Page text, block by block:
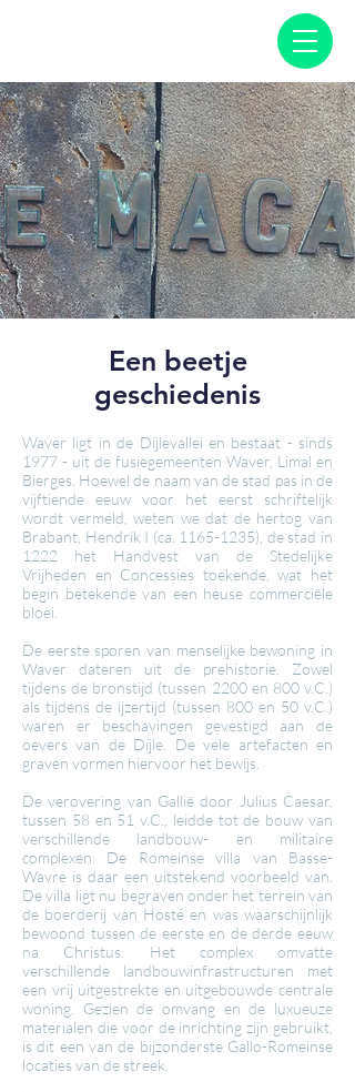
Een beetje
geschiedenis
Waver ligt in de Dijlevallei en bestaat - sinds
1977 - uit de fusiegemeenten Waver, Limal en
Bierges. Hoewel de naam van de stad pas in de
vijftiende eeuw voor het eerst schriftelijk
wordt vermeld, weten we dat de hertog van
Brabant, Hendrik I (ca. 1165-1235) , de stad in
1222 het Handvest van de Stedelijke
Vrijheden en Concessies toekende, wat het
begin betekende van een heuse commerciële
bloei.
De eerste sporen van menselijke bewoning in
Waver dateren uit de prehistorie. Zowel
tijdens de bronstijd (tussen 2200 en 800 v.C.)
als tijdens de ijzertijd (tussen 800 en 50 v.C.)
waren er beschavingen gevestigd aan de
oevers van de Dijle. De vele artefacten en
graven vormen hiervoor het bewijs.
De verovering van Gallië door Julius Caesar,
tussen 58 en 51 v.C., leidde tot de bouw van
verschillende landbouw- en militaire
complexen. De Romeinse villa van Basse-
Wavre is daar een uitstekend voorbeeld van.
De villa ligt nu begraven onder het terrein van
de boerderij van Hosté en was waarschijnlijk
bewoond tussen de eerste en de derde eeuw
na Christus. Het complex omvatte
verschillende landbouwinfrastructuren met
een vrij uitgestrekte en uitgebouwde centrale
woning. Gezien de omvang en de luxueuze
materialen die voor de inrichting zijn gebruikt,
is dit een van de bijzonderste Gallo-Romeinse
locaties van de streek.